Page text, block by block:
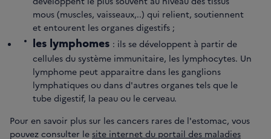
mous (muscles, vaisseaux,..) qui relient, soutiennent
et entourent les organes digestifs ;
les lymphomes : ils se développent à partir de
cellules du système immunitaire, les lymphocytes. Un
lymphome peut apparaitre dans les ganglions
lymphatiques ou dans d'autres organes tels que le
tube digestif, la peau ou le cerveau.
Pour en savoir plus sur les cancers rares de l'estomac, vous
pouvez consulter le site internet du portail des maladies